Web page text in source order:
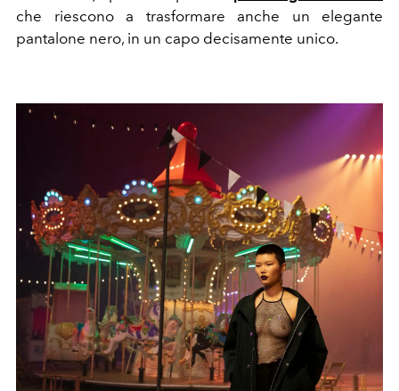
che riescono a trasformare anche un elegante
pantalone nero, in un capo decisamente unico.